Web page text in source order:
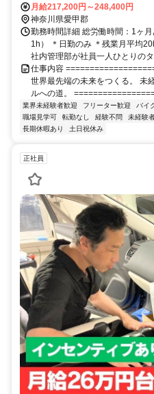
OK・バイク通勤OK／無料駐車
月給217,200円～248,400円
神奈川県愛甲郡
勤務時間詳細 総労働時間：1ヶ
1h） ＊日勤のみ ＊残業月平均
社内管理部が社員一人ひとりの
仕事内容
世界最先端の未来をつくる。 未
ルへの道。
業界未経験者歓迎 フリーター歓迎 バイ
職場見学可
転勤なし 経験不問 未経験
長期休暇あり
土日祝休み
正社員